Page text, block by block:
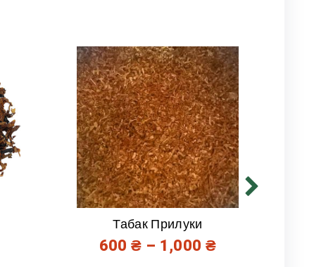
Табак Прилуки
600₴ – 1,000 ₴